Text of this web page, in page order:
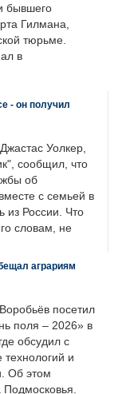
бывшего
Гилмана,
тюрьме.
в
- он получил
Уолкер,
сообщил, что
об
с семьей в
из России. Что
словам, не
аграриям
посетил
поля – 2026» в
обсудил с
и
Об этом
Подмосковья.